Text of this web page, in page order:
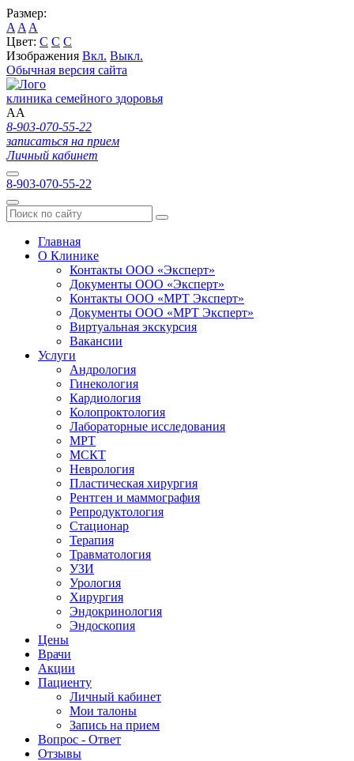
Размер:
A A A
Цвет: C C C
Изображения Вкл. Выкл.
Обычная версия сайта
клиника семейного здоровья
AA
8-903-070-55-22
записаться на прием
Личный кабинет
8-903-070-55-22
Главная
О Клинике
Контакты ООО «Эксперт»
Документы ООО «Эксперт»
Контакты ООО «МРТ Эксперт»
Документы ООО «МРТ Эксперт»
Виртуальная экскурсия
Вакансии
Услуги
Андрология
Гинекология
Кардиология
Колопроктология
Лабораторные исследования
МРТ
МСКТ
Неврология
Пластическая хирургия
Рентген и маммография
Репродуктология
Стационар
Терапия
Травматология
УЗИ
Урология
Хирургия
Эндокринология
Эндоскопия
Цены
Врачи
Акции
Пациенту
Личный кабинет
Мои талоны
Запись на прием
Вопрос - Ответ
Отзывы